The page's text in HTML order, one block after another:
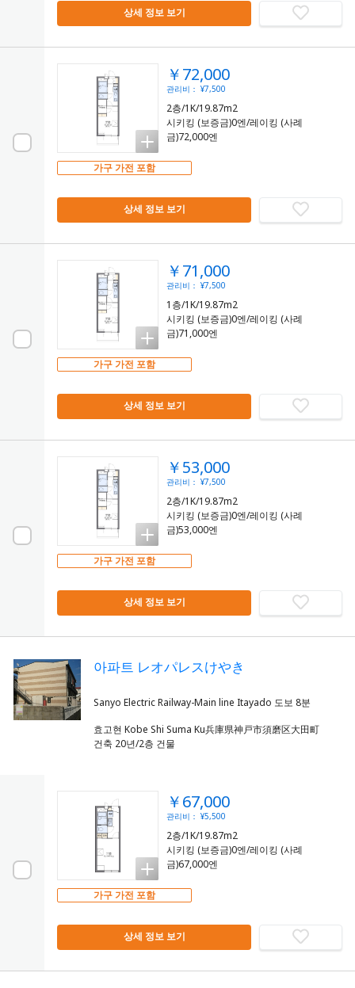
상세 정보 보기
￥72,000
관리비： ¥7,500
2층/1K/19.87m2
시키킹 (보증금)0엔/레이킹 (사례
금)72,000엔
가구 가전 포함
상세 정보 보기
￥71,000
관리비： ¥7,500
1층/1K/19.87m2
시키킹 (보증금)0엔/레이킹 (사례
금)71,000엔
가구 가전 포함
상세 정보 보기
￥53,000
관리비： ¥7,500
2층/1K/19.87m2
시키킹 (보증금)0엔/레이킹 (사례
금)53,000엔
가구 가전 포함
상세 정보 보기
아파트 レオパレスけやき
효고현 Kobe Shi Suma Ku兵庫県神戸市須磨区大田町
건축 20년/2층 건물
￥67,000
관리비： ¥5,500
2층/1K/19.87m2
시키킹 (보증금)0엔/레이킹 (사례
금)67,000엔
가구 가전 포함
상세 정보 보기